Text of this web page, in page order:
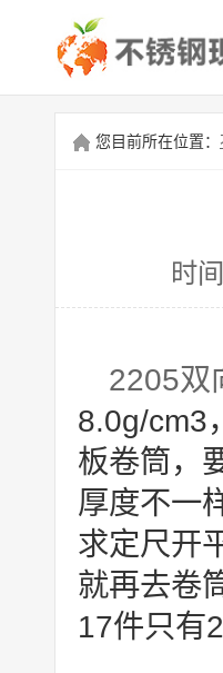
您目前所在位置：
时
2205双
8.0g/cm3
板卷筒，
厚度不一
求定尺开
就再去卷
17件只有